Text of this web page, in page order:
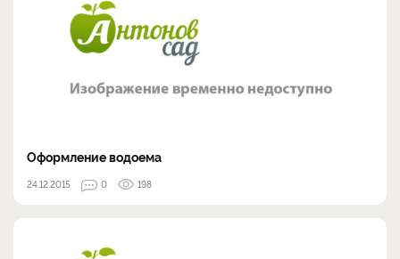
Оформление водоема
24.12.2015 0 198